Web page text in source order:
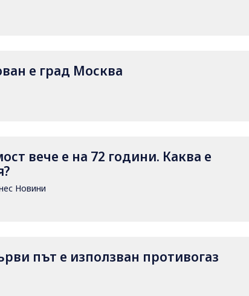
е град Москва
вече е на 72 години. Каква е
Новини
път е използван противогаз